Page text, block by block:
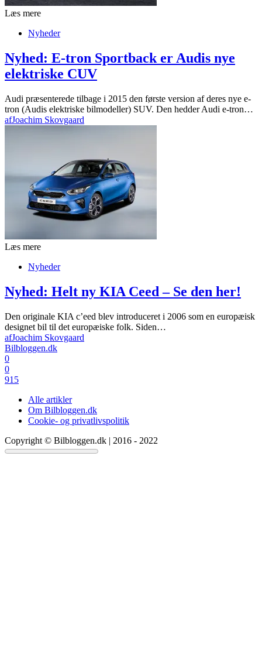
Læs mere
Nyheder
Nyhed: E-tron Sportback er Audis nye
elektriske CUV
Audi præsenterede tilbage i 2015 den første version af deres nye e-
tron (Audis elektriske bilmodeller) SUV. Den hedder Audi e-tron…
afJoachim Skovgaard
Læs mere
Nyheder
Nyhed: Helt ny KIA Ceed – Se den her!
Den originale KIA c’eed blev introduceret i 2006 som en europæisk
designet bil til det europæiske folk. Siden…
afJoachim Skovgaard
Bilbloggen.dk
0
0
915
Alle artikler
Om Bilbloggen.dk
Cookie- og privatlivspolitik
Copyright © Bilbloggen.dk | 2016 - 2022